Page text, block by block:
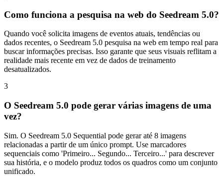
Como funciona a pesquisa na web do Seedream 5.0?
Quando você solicita imagens de eventos atuais, tendências ou
dados recentes, o Seedream 5.0 pesquisa na web em tempo real para
buscar informações precisas. Isso garante que seus visuais reflitam a
realidade mais recente em vez de dados de treinamento
desatualizados.
3
O Seedream 5.0 pode gerar várias imagens de uma
vez?
Sim. O Seedream 5.0 Sequential pode gerar até 8 imagens
relacionadas a partir de um único prompt. Use marcadores
sequenciais como 'Primeiro... Segundo... Terceiro...' para descrever
sua história, e o modelo produz todos os quadros como um conjunto
unificado.